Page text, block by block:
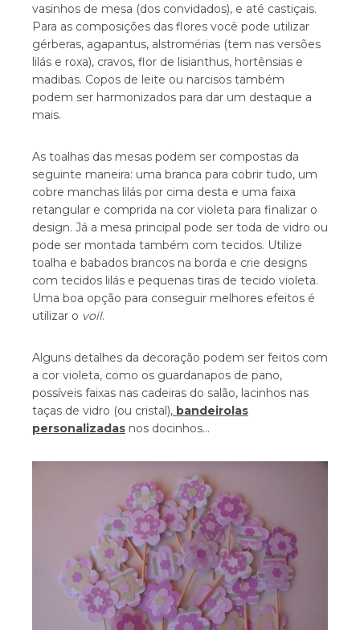
vasinhos de mesa (dos convidados), e até castiçais.
Para as composições das flores você pode utilizar
gérberas, agapantus, alstromérias (tem nas versões
lilás e roxa), cravos, flor de lisianthus, hortênsias e
madibas. Copos de leite ou narcisos também
podem ser harmonizados para dar um destaque a
mais.
As toalhas das mesas podem ser compostas da
seguinte maneira: uma branca para cobrir tudo, um
cobre manchas lilás por cima desta e uma faixa
retangular e comprida na cor violeta para finalizar o
design. Já a mesa principal pode ser toda de vidro ou
pode ser montada também com tecidos. Utilize
toalha e babados brancos na borda e crie designs
com tecidos lilás e pequenas tiras de tecido violeta.
Uma boa opção para conseguir melhores efeitos é
utilizar o voil.
Alguns detalhes da decoração podem ser feitos com
a cor violeta, como os guardanapos de pano,
possíveis faixas nas cadeiras do salão, lacinhos nas
taças de vidro (ou cristal),bandeirolas
personalizadasnos docinhos…